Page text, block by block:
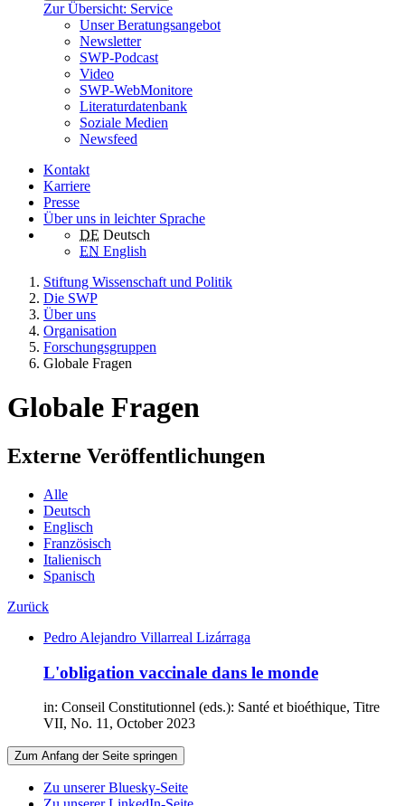
Zur Übersicht: Service
Unser Beratungsangebot
Newsletter
SWP-Podcast
Video
SWP-WebMonitore
Literaturdatenbank
Soziale Medien
Newsfeed
Kontakt
Karriere
Presse
Über uns in leichter Sprache
DE Deutsch
EN English
Stiftung Wissenschaft und Politik
Die SWP
Über uns
Organisation
Forschungsgruppen
Globale Fragen
Globale Fragen
Externe Veröffentlichungen
Alle
Deutsch
Englisch
Französisch
Italienisch
Spanisch
Zurück
Pedro Alejandro Villarreal Lizárraga
L'obligation vaccinale dans le monde
in: Conseil Constitutionnel (eds.): Santé et bioéthique, Titre
VII, No. 11, October 2023
Zum Anfang der Seite springen
Zu unserer Bluesky-Seite